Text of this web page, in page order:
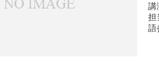
講
担
語